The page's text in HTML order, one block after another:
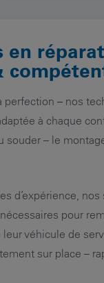
en
perfection – nos
à chaque
souder – le
d’expérience,
pour
véhicule de
sur place –